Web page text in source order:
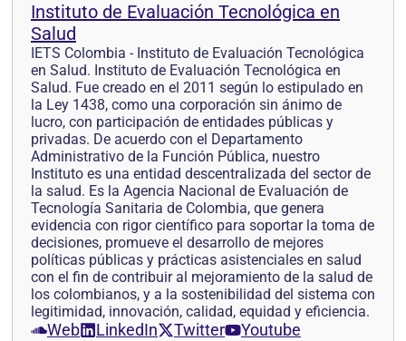
Instituto de Evaluación Tecnológica en
Salud
IETS Colombia - Instituto de Evaluación Tecnológica
en Salud. Instituto de Evaluación Tecnológica en
Salud. Fue creado en el 2011 según lo estipulado en
la Ley 1438, como una corporación sin ánimo de
lucro, con participación de entidades públicas y
privadas. De acuerdo con el Departamento
Administrativo de la Función Pública, nuestro
Instituto es una entidad descentralizada del sector de
la salud. Es la Agencia Nacional de Evaluación de
Tecnología Sanitaria de Colombia, que genera
evidencia con rigor científico para soportar la toma de
decisiones, promueve el desarrollo de mejores
políticas públicas y prácticas asistenciales en salud
con el fin de contribuir al mejoramiento de la salud de
los colombianos, y a la sostenibilidad del sistema con
legitimidad, innovación, calidad, equidad y eficiencia.
Web LinkedIn Twitter Youtube